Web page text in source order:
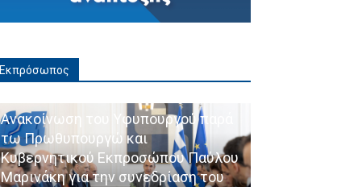
Εκπρόσωπος
Ανακοίνωση του Υφυπουργού παρά
τω Πρωθυπουργώ και
Κυβερνητικού Εκπροσώπου Παύλου
Μαρινάκη για την συνεδρίαση του